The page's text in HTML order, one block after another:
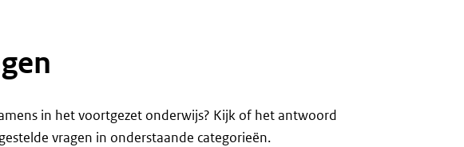
in het voortgezet onderwijs? Kijk of het antwoord
vragen in onderstaande categorieën.